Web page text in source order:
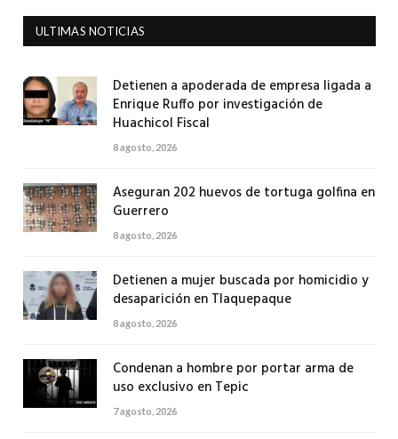
ULTIMAS NOTICIAS
Detienen a apoderada de empresa ligada a
Enrique Ruffo por investigación de
Huachicol Fiscal
8 agosto, 2026
Aseguran 202 huevos de tortuga golfina en
Guerrero
8 agosto, 2026
Detienen a mujer buscada por homicidio y
desaparición en Tlaquepaque
8 agosto, 2026
Condenan a hombre por portar arma de
uso exclusivo en Tepic
7 agosto, 2026